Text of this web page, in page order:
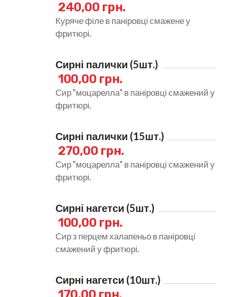
240,00 грн.
Куряче філе в паніровці смажене у
фритюрі.
Сирні палички (5шт.)
100,00 грн.
Сир "моцарелла" в паніровці смажений у
фритюрі.
Сирні палички (15шт.)
270,00 грн.
Сир "моцарелла" в паніровці смажений у
фритюрі.
Сирні нагетси (5шт.)
100,00 грн.
Сир з перцем халапеньо в паніровці
смажений у фритюрі.
Сирні нагетси (10шт.)